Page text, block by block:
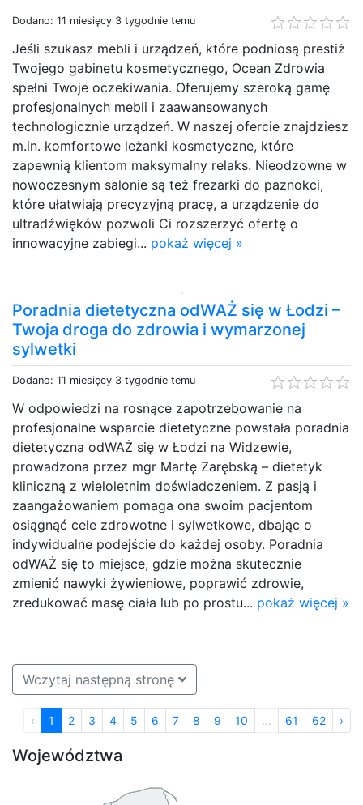
Dodano: 11 miesięcy 3 tygodnie temu
Jeśli szukasz mebli i urządzeń, które podniosą prestiż
Twojego gabinetu kosmetycznego, Ocean Zdrowia
spełni Twoje oczekiwania. Oferujemy szeroką gamę
profesjonalnych mebli i zaawansowanych
technologicznie urządzeń. W naszej ofercie znajdziesz
m.in. komfortowe leżanki kosmetyczne, które
zapewnią klientom maksymalny relaks. Nieodzowne w
nowoczesnym salonie są też frezarki do paznokci,
które ułatwiają precyzyjną pracę, a urządzenie do
ultradźwięków pozwoli Ci rozszerzyć ofertę o
innowacyjne zabiegi... pokaż więcej »
Poradnia dietetyczna odWAŻ się w Łodzi –
Twoja droga do zdrowia i wymarzonej
sylwetki
Dodano: 11 miesięcy 3 tygodnie temu
W odpowiedzi na rosnące zapotrzebowanie na
profesjonalne wsparcie dietetyczne powstała poradnia
dietetyczna odWAŻ się w Łodzi na Widzewie,
prowadzona przez mgr Martę Zarębską – dietetyk
kliniczną z wieloletnim doświadczeniem. Z pasją i
zaangażowaniem pomaga ona swoim pacjentom
osiągnąć cele zdrowotne i sylwetkowe, dbając o
indywidualne podejście do każdej osoby. Poradnia
odWAŻ się to miejsce, gdzie można skutecznie
zmienić nawyki żywieniowe, poprawić zdrowie,
zredukować masę ciała lub po prostu... pokaż więcej »
Wczytaj następną stronę
‹ 1 2 3 4 5 6 7 8 9 10 ... 61 62 ›
Województwa